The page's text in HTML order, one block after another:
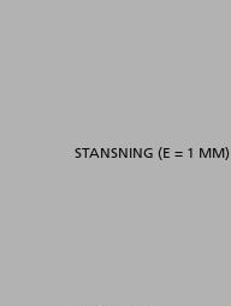
STANSNING (E = 1 MM)